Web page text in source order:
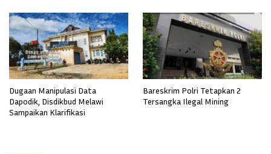
Dugaan Manipulasi Data
Dapodik, Disdikbud Melawi
Sampaikan Klarifikasi
Bareskrim Polri Tetapkan 2
Tersangka Ilegal Mining